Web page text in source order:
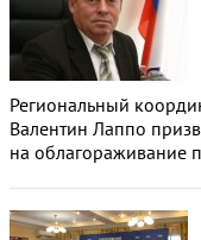
Региональный
Валентин Лаппо
на облагораживание